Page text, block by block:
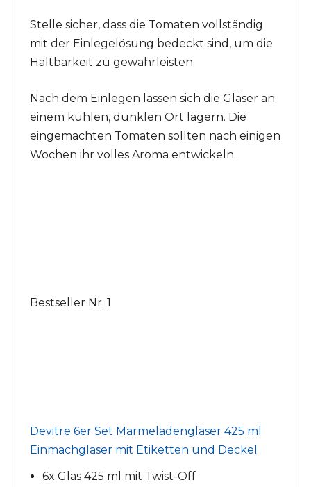
Stelle sicher, dass die Tomaten vollständig
mit der Einlegelösung bedeckt sind, um die
Haltbarkeit zu gewährleisten.
Nach dem Einlegen lassen sich die Gläser an
einem kühlen, dunklen Ort lagern. Die
eingemachten Tomaten sollten nach einigen
Wochen ihr volles Aroma entwickeln.
Bestseller Nr. 1
Devitre 6er Set Marmeladengläser 425 ml
Einmachgläser mit Etiketten und Deckel
6x Glas 425 ml mit Twist-Off